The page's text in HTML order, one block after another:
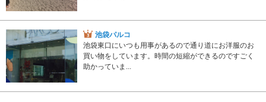
池袋パルコ
池袋東口にいつも用事があるので通り道にお洋服のお
買い物をしています。時間の短縮ができるのですごく
助かっていま...